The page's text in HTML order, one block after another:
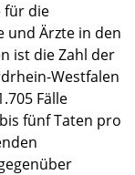
für die
und Ärzte in den
ist die Zahl der
Westfalen
Fälle
fünf Taten pro